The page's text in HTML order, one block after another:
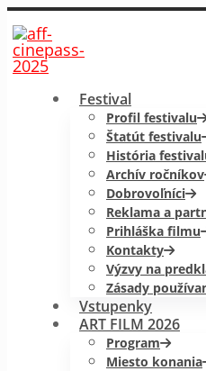
Festival
Profil festivalu
Štatút festivalu
História
Archív ročníkov
Dobrovoľníci
Reklama a
Prihláška filmu
Kontakty
Výzvy na
Zásady
Vstupenky
ART FILM 2026
Program
Miesto konania